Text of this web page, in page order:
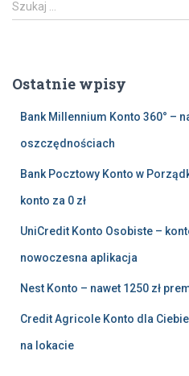
z
j
Szukaj …
Ostatnie wpisy
Bank Millennium Konto 360° –
oszczędnościach
Bank Pocztowy Konto w
konto za 0 zł
UniCredit Konto Osobiste –
nowoczesna aplikacja
Nest Konto – nawet 1250 zł
Credit Agricole Konto dla Ciebie
na lokacie